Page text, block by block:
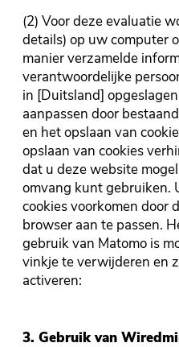
(2) Voor deze evaluatie
details) op uw computer
manier verzamelde
verantwoordelijke
in [Duitsland]
aanpassen door
en het opslaan van
opslaan van cookies
dat u deze website
omvang kunt gebruiken.
cookies voorkomen door
browser aan te passen.
gebruik van Matomo is
vinkje te verwijderen en
activeren:
3. Gebruik van